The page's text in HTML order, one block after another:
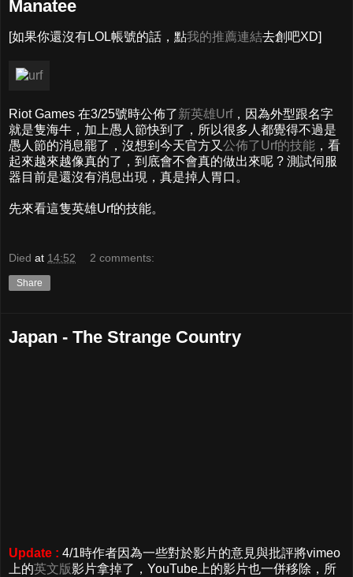
Manatee
[如果你還沒有LOL帳號的話，點我的推薦連結去創吧XD]
Riot Games 在3/25號時公佈了新英雄Urf，因為外型跟名字
就是隻海牛，加上愚人節快到了，所以很多人都覺得不過是
愚人節的消息罷了，沒想到今天官方又 公佈了Urf的技能 ，看
起來越來越像真的了，到底會不會真的做出來呢 ? 測試伺服
器目前是還沒有消息出現，真是掉人胃口。
先來看這隻英雄Urf的技能。
Died at 14:52 2 comments:
Share
Japan - The Strange Country
Update : 4/1時作者因為一些對於影片的意見與批評將vimeo
上的英文版影片拿掉了，YouTube上的影片也一併移除，所